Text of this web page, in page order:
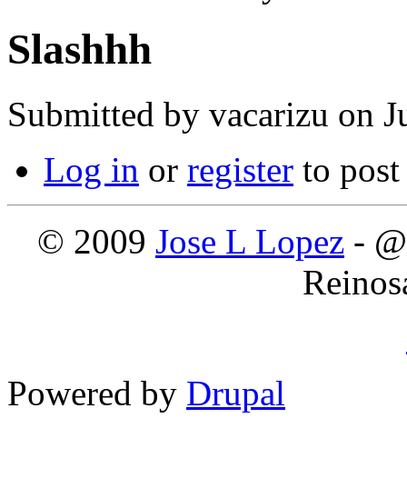
Slashhh
Submitted by vacarizu on
Log in or register to
© 2009 Jose L Lopez -
Powered by Drupal